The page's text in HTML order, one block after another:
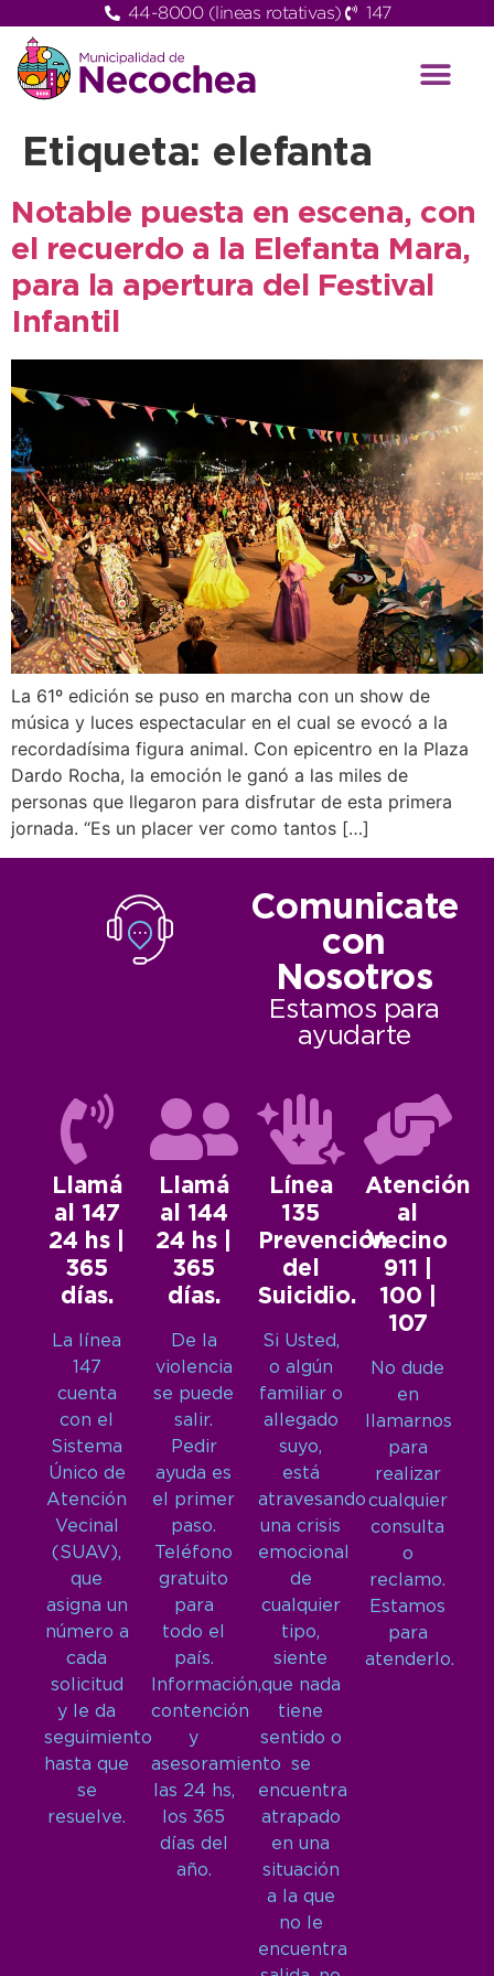
44-8000 (lineas rotativas) 147
Etiqueta: elefanta
Notable puesta en escena, con
el recuerdo a la Elefanta Mara,
para la apertura del Festival
Infantil
La 61º edición se puso en marcha con un show de
música y luces espectacular en el cual se evocó a la
recordadísima figura animal. Con epicentro en la Plaza
Dardo Rocha, la emoción le ganó a las miles de
personas que llegaron para disfrutar de esta primera
jornada. “Es un placer ver como tantos […]
Comunicate
con
Nosotros
Estamos para
ayudarte
Llamá
al 147
24 hs |
365
días.
La línea
147
cuenta
con el
Sistema
Único de
Atención
Vecinal
(SUAV),
que
asigna un
número a
cada
solicitud
y le da
seguimiento
hasta que
se
resuelve.
Llamá
al 144
24 hs |
365
días.
De la
violencia
se puede
salir.
Pedir
ayuda es
el primer
paso.
Teléfono
gratuito
para
todo el
país.
Información,
contención
y
asesoramiento
las 24 hs,
los 365
días del
año.
Línea
135
Prevención
del
Suicidio.
Si Usted,
o algún
familiar o
allegado
suyo,
está
atravesando
una crisis
emocional
de
cualquier
tipo,
siente
que nada
tiene
sentido o
se
encuentra
atrapado
en una
situación
a la que
no le
encuentra
Atención
al
Vecino
911 |
100 |
107
No dude
en
llamarnos
para
realizar
cualquier
consulta
o
reclamo.
Estamos
para
atenderlo.